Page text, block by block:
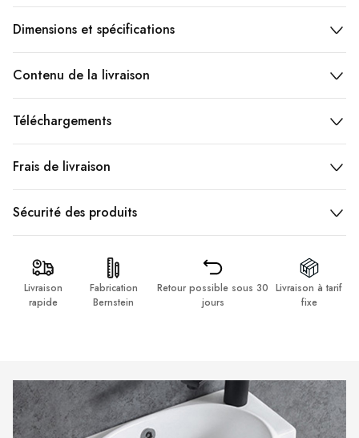
Dimensions et spécifications
Contenu de la livraison
Téléchargements
Frais de livraison
Sécurité des produits
Livraison
rapide
Fabrication
Bernstein
Retour possible sous 30
jours
Livraison à tarif
fixe